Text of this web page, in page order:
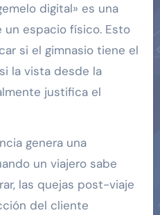
digital» es una
un espacio físico. Esto
si el gimnasio tiene el
la vista desde la
justifica el
genera una
un viajero sabe
las quejas post-viaje
del cliente